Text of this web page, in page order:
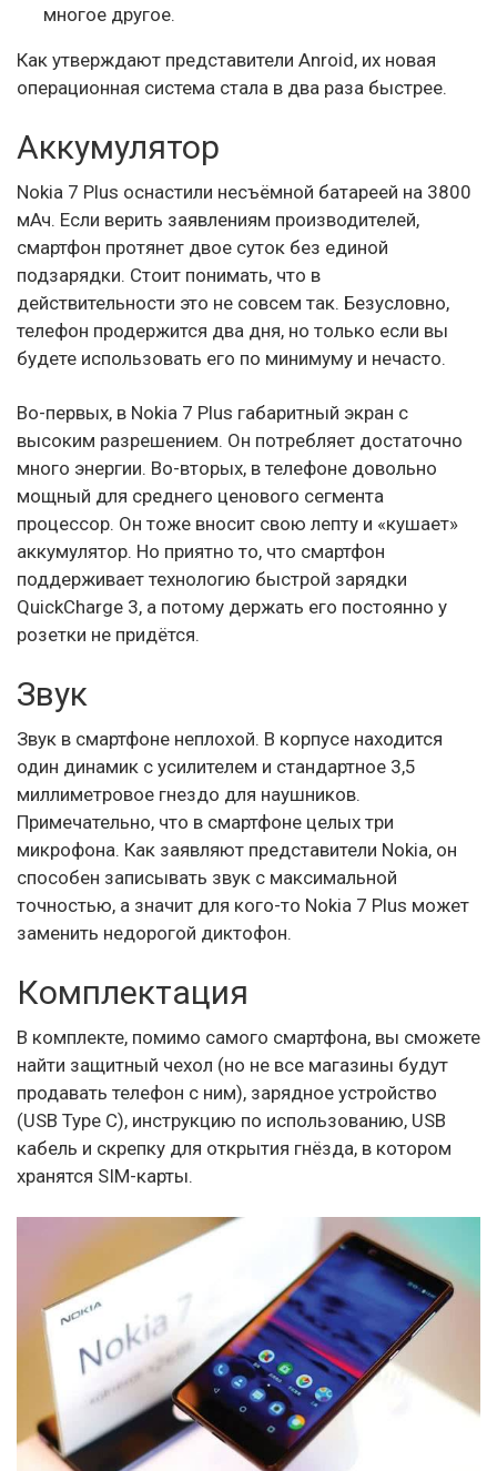
многое другое.
Как утверждают представители Anroid, их новая
операционная система стала в два раза быстрее.
Аккумулятор
Nokia 7 Plus оснастили несъёмной батареей на 3800
мАч. Если верить заявлениям производителей,
смартфон протянет двое суток без единой
подзарядки. Стоит понимать, что в
действительности это не совсем так. Безусловно,
телефон продержится два дня, но только если вы
будете использовать его по минимуму и нечасто.
Во-первых, в Nokia 7 Plus габаритный экран с
высоким разрешением. Он потребляет достаточно
много энергии. Во-вторых, в телефоне довольно
мощный для среднего ценового сегмента
процессор. Он тоже вносит свою лепту и «кушает»
аккумулятор. Но приятно то, что смартфон
поддерживает технологию быстрой зарядки
QuickCharge 3, а потому держать его постоянно у
розетки не придётся.
Звук
Звук в смартфоне неплохой. В корпусе находится
один динамик с усилителем и стандартное 3,5
миллиметровое гнездо для наушников.
Примечательно, что в смартфоне целых три
микрофона. Как заявляют представители Nokia, он
способен записывать звук с максимальной
точностью, а значит для кого-то Nokia 7 Plus может
заменить недорогой диктофон.
Комплектация
В комплекте, помимо самого смартфона, вы сможете
найти защитный чехол (но не все магазины будут
продавать телефон с ним), зарядное устройство
(USB Type C), инструкцию по использованию, USB
кабель и скрепку для открытия гнёзда, в котором
хранятся SIM-карты.